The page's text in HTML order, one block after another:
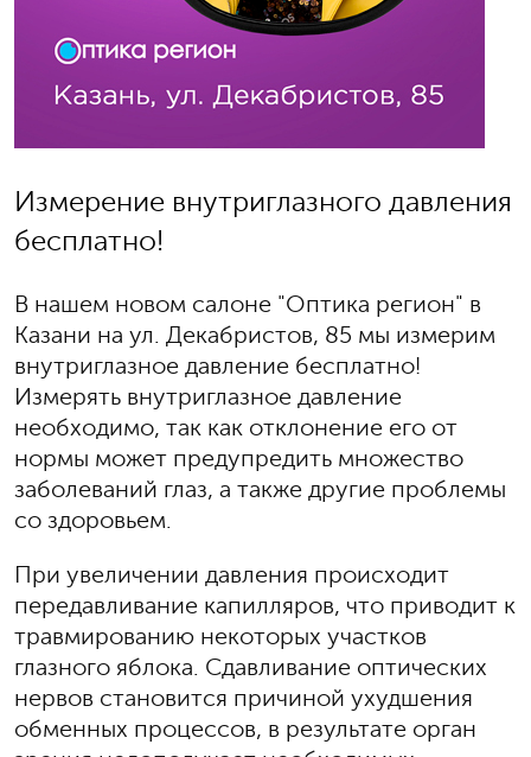
Измерение внутриглазного давления
бесплатно!
В нашем новом салоне "Оптика регион" в
Казани на ул. Декабристов, 85 мы измерим
внутриглазное давление бесплатно!
Измерять внутриглазное давление
необходимо, так как отклонение его от
нормы может предупредить множество
заболеваний глаз, а также другие проблемы
со здоровьем.
При увеличении давления происходит
передавливание капилляров, что приводит к
травмированию некоторых участков
глазного яблока. Сдавливание оптических
нервов становится причиной ухудшения
обменных процессов, в результате орган